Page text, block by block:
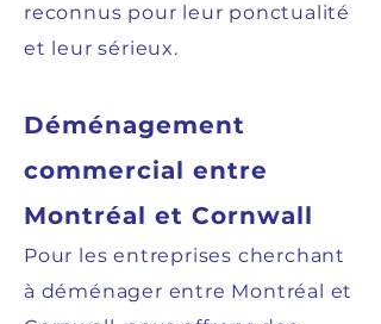
reconnus pour leur ponctualité
et leur sérieux.
Déménagement
commercial entre
Montréal et Cornwall
Pour les entreprises cherchant
à déménager entre Montréal et